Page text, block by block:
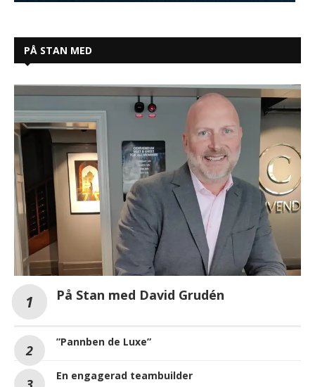
PÅ STAN MED
På Stan med David Grudén
”Pannben de Luxe”
En engagerad teambuilder